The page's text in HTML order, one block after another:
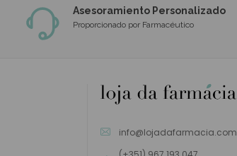
Asesoramiento Personalizado
Proporcionado por Farmacéutico
info@lojadafarmacia.com